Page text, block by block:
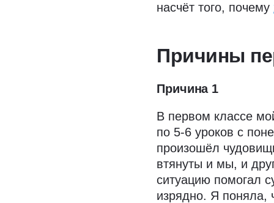
насчёт того, почему
Причины
Причина 1
В первом классе
по 5-6 уроков с
произошёл
втянуты и мы, и
ситуацию помогал
изрядно. Я поняла,